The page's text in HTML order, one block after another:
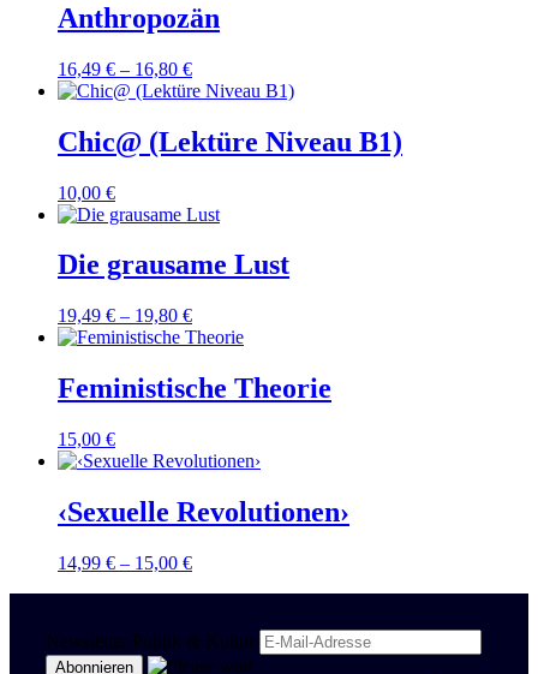
Anthropozän
16,49 € – 16,80 €
Chic@ (Lektüre Niveau B1)
10,00 €
Die grausame Lust
19,49 € – 19,80 €
Feministische Theorie
15,00 €
‹Sexuelle Revolutionen›
14,99 € – 15,00 €
Newsletter Politik & Kultur